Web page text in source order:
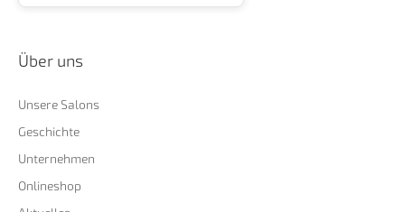
Über uns
Unsere Salons
Geschichte
Unternehmen
Onlineshop